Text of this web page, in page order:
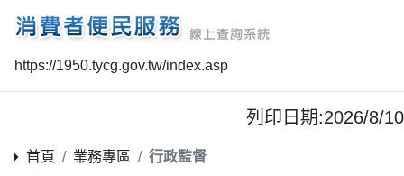
https://1950.tycg.gov.tw/index.asp
列印日期:2026/8/10
首頁 業務專區 行政監督